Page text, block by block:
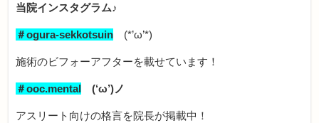
当院インスタグラム♪
＃ogura-sekkotsuin (*’ω’*)
施術のビフォーアフターを載せています！
＃ooc.mental (‘ω’)ノ
アスリート向けの格言を院長が掲載中！